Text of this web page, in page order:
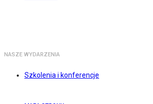
NASZE WYDARZENIA
Szkolenia i konferencje